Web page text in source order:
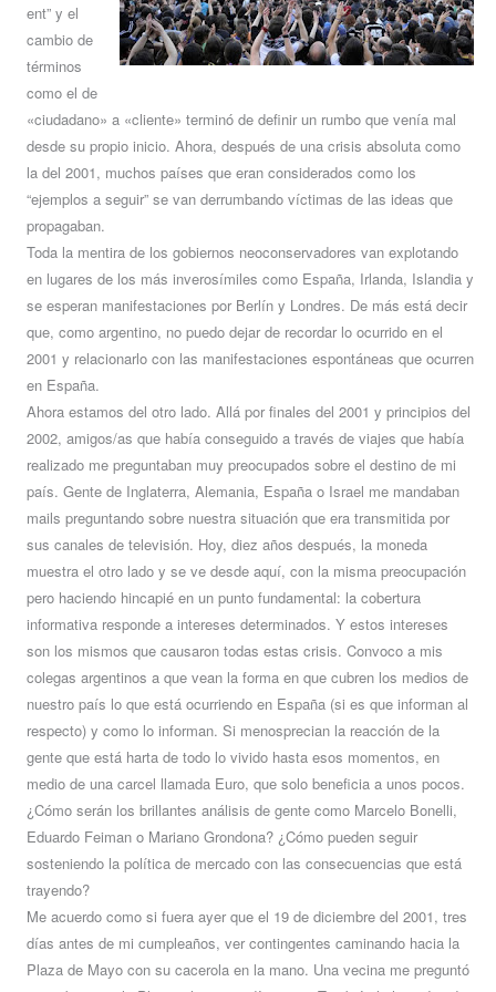
ent” y el
cambio de
términos
como el de
«ciudadano» a «cliente» terminó de definir un rumbo que venía mal
desde su propio inicio. Ahora, después de una crisis absoluta como
la del 2001, muchos países que eran considerados como los
“ejemplos a seguir” se van derrumbando víctimas de las ideas que
propagaban.
Toda la mentira de los gobiernos neoconservadores van explotando
en lugares de los más inverosímiles como España, Irlanda, Islandia y
se esperan manifestaciones por Berlín y Londres. De más está decir
que, como argentino, no puedo dejar de recordar lo ocurrido en el
2001 y relacionarlo con las manifestaciones espontáneas que ocurren
en España.
Ahora estamos del otro lado. Allá por finales del 2001 y principios del
2002, amigos/as que había conseguido a través de viajes que había
realizado me preguntaban muy preocupados sobre el destino de mi
país. Gente de Inglaterra, Alemania, España o Israel me mandaban
mails preguntando sobre nuestra situación que era transmitida por
sus canales de televisión. Hoy, diez años después, la moneda
muestra el otro lado y se ve desde aquí, con la misma preocupación
pero haciendo hincapié en un punto fundamental: la cobertura
informativa responde a intereses determinados. Y estos intereses
son los mismos que causaron todas estas crisis. Convoco a mis
colegas argentinos a que vean la forma en que cubren los medios de
nuestro país lo que está ocurriendo en España (si es que informan al
respecto) y como lo informan. Si menosprecian la reacción de la
gente que está harta de todo lo vivido hasta esos momentos, en
medio de una carcel llamada Euro, que solo beneficia a unos pocos.
¿Cómo serán los brillantes análisis de gente como Marcelo Bonelli,
Eduardo Feiman o Mariano Grondona? ¿Cómo pueden seguir
sosteniendo la política de mercado con las consecuencias que está
trayendo?
Me acuerdo como si fuera ayer que el 19 de diciembre del 2001, tres
días antes de mi cumpleaños, ver contingentes caminando hacia la
Plaza de Mayo con su cacerola en la mano. Una vecina me preguntó